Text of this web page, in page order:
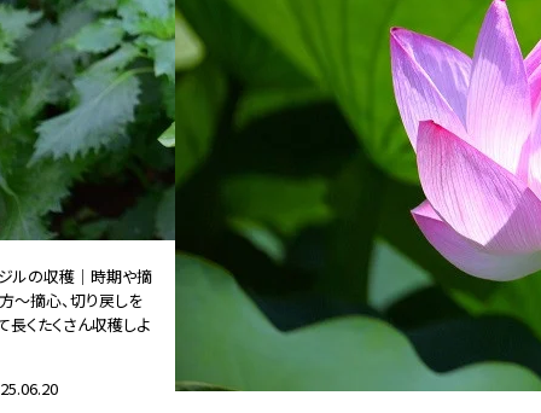
ルの収穫｜時期や摘
～摘心、切り戻しを
長くたくさん収穫しよ